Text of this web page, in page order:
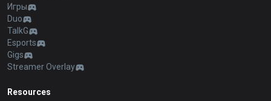
Игры
Duo
TalkG
Esports
Gigs
Streamer Overlay
Resources